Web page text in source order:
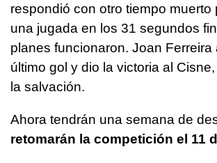
respondió con otro tiempo muerto
una jugada en los 31 segundos
planes funcionaron. Joan Ferreira
último gol y dio la victoria al
la salvación.
Ahora tendrán una semana de
retomarán la competición el 11